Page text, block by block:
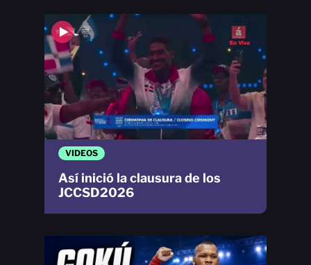
VIDEOS
Así inició la clausura de los
JCCSD2026